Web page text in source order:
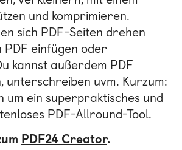
und komprimieren.
sich PDF-Seiten drehen
PDF einfügen oder
kannst außerdem PDF
unterschreiben uvm. Kurzum:
um ein superpraktisches und
PDF-Allround-Tool.
PDF24 Creator.